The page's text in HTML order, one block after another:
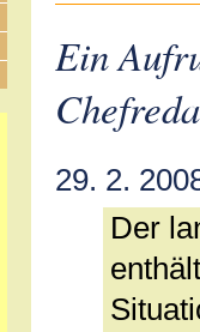
Ein
29. 2.
Der